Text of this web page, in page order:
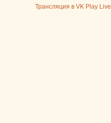
Трансляция в VK Play Live